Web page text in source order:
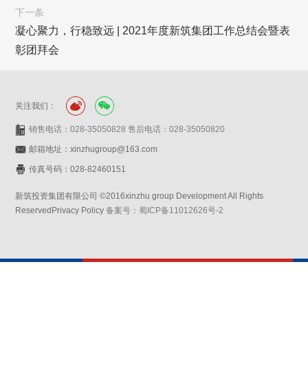
下一条
凝心聚力，行稳致远 | 2021年度新筑集团工作总结会暨表
彰团拜会
关注我们：
销售电话：028-35050828 售后电话：028-35050820
邮箱地址：xinzhugroup@163.com
传真号码：028-82460151
新筑投资集团有限公司 ©2016xinzhu group Development All Rights
ReservedPrivacy Policy备案号：蜀ICP备11012626号-2